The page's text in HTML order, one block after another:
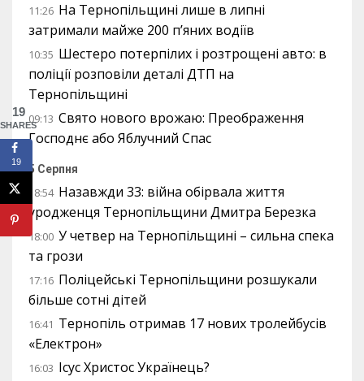
11:26 На Тернопільщині лише в липні
затримали майже 200 п’яних водіїв
10:35 Шестеро потерпілих і розтрощені авто: в
поліції розповіли деталі ДТП на
Тернопільщині
09:13 Свято нового врожаю: Преображення
Господнє або Яблучний Спас
5 Серпня
18:54 Назавжди 33: війна обірвала життя
уродженця Тернопільщини Дмитра Березка
18:00 У четвер на Тернопільщині – сильна спека
та грози
17:16 Поліцейські Тернопільщини розшукали
більше сотні дітей
16:41 Тернопіль отримав 17 нових тролейбусів
«Електрон»
16:03 Ісус Христос Українець?
19
SHARES
19